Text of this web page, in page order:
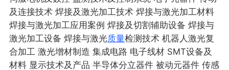
及连接技术 焊接及激光加工技术 焊接与激光加工材料
焊接与激光加工应用案例 焊接及切割辅助设备 焊接与
激光加工设备 焊接与激光质量检测技术 机器人激光复
合加工 激光增材制造 集成电路 电子线材 SMT设备及
材料 显示技术及产品 半导体分立器件 被动元器件 传感